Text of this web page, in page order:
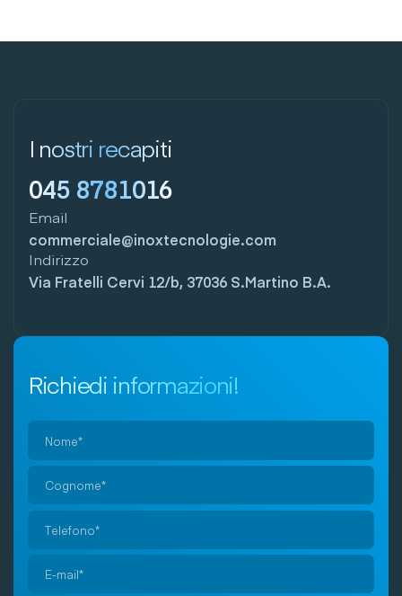
I nostri recapiti
045 8781016
Email
commerciale@inoxtecnologie.com
Indirizzo
Via Fratelli Cervi 12/b, 37036 S.Martino B.A.
Richiedi informazioni!